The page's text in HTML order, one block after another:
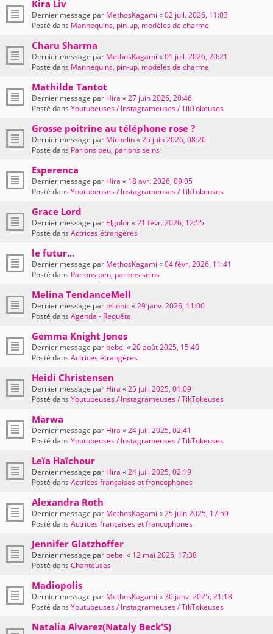
Kira Liv
Dernier message par MethosKagami «02 juil. 2026, 11:03
Posté dans Mannequins, pin-up, modèles de charme
Charu Sharma
Dernier message par MethosKagami «01 juil. 2026, 20:21
Posté dans Mannequins, pin-up, modèles de charme
Mathilde Tantot
Dernier message par Hira «27 juin 2026, 20:46
Posté dans Youtubeuses / Instagrameuses / TikTokeuses
Grosse poitrine au téléphone rose ?
Dernier message par Michelin«25 juin 2026, 08:26
Posté dans Parlons peu, parlons seins
Esperenca
Dernier message par Hira « 18 avr. 2026, 09:05
Posté dans Youtubeuses / Instagrameuses / TikTokeuses
Grace Lord
Dernier message par Elgolor«21 févr. 2026, 12:55
Posté dans Actrices étrangères
le futur...
Dernier message par MethosKagami «04 févr. 2026, 11:41
Posté dans Parlons peu, parlons seins
Melina TendanceMell
Dernier message par psionic«29 janv. 2026, 11:00
Posté dans Agenda - Requête
Gemma Knight Jones
Dernier message par bebel «20 août 2025, 15:40
Posté dans Actrices étrangères
Heidi Christensen
Dernier message par Hira «25 juil. 2025, 01:09
Posté dans Youtubeuses / Instagrameuses / TikTokeuses
Marwa
Dernier message par Hira «24 juil. 2025, 02:41
Posté dans Youtubeuses / Instagrameuses / TikTokeuses
Leïa Haïchour
Dernier message par Hira «24 juil. 2025, 02:19
Posté dans Actrices françaises et francophones
Alexandra Roth
Dernier message par MethosKagami «25 juin 2025, 17:59
Posté dans Actrices françaises et francophones
Jennifer Glatzhoffer
Dernier message par bebel « 12 mai 2025, 17:38
Posté dans Chanteuses
Madiopolis
Dernier message par MethosKagami «30 janv. 2025, 21:18
Posté dans Youtubeuses / Instagrameuses / TikTokeuses
Natalia Alvarez(Nataly Beck'S)